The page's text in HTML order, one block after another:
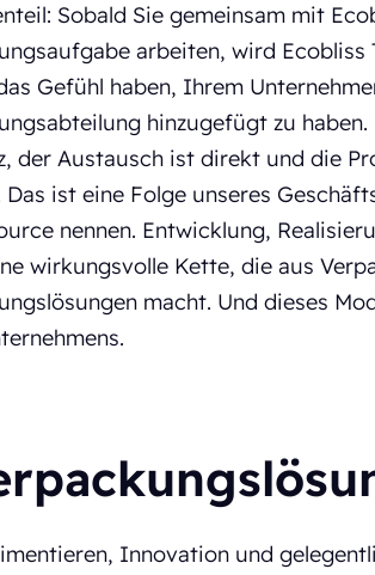
Sobald Sie gemeinsam mit
arbeiten, wird Ecobliss
Gefühl haben, Ihrem
hinzugefügt zu
der Austausch ist direkt und die
ist eine Folge unseres
nennen. Entwicklung,
wirkungsvolle Kette, die aus
macht. Und dieses
Innovation und